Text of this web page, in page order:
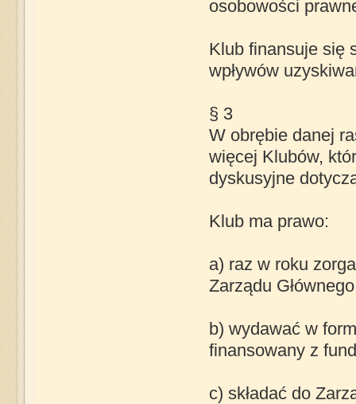
osobowości
Klub finansuje się
wpływów
§ 3
W obrębie danej
więcej Klubów,
dyskusyjne
Klub ma prawo:
a) raz w roku
Zarządu
b) wydawać w
finansowany z
c) składać do